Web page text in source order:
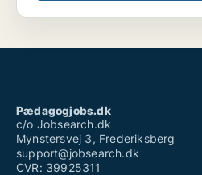
Pædagogjobs.dk
c/o Jobsearch.dk
Mynstersvej 3, Frederiksberg
support@jobsearch.dk
CVR: 39925311